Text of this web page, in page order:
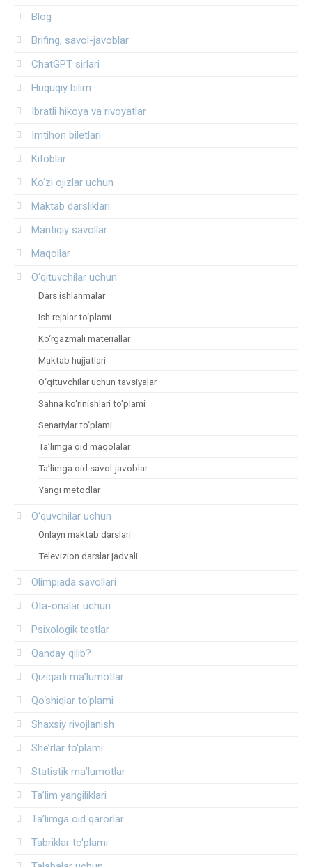
Blog
Brifing, savol-javoblar
ChatGPT sirlari
Huquqiy bilim
Ibratli hikoya va rivoyatlar
Imtihon biletlari
Kitoblar
Ko‘zi ojizlar uchun
Maktab darsliklari
Mantiqiy savollar
Maqollar
O‘qituvchilar uchun
Dars ishlanmalar
Ish rejalar to‘plami
Ko‘rgazmali materiallar
Maktab hujjatlari
O‘qituvchilar uchun tavsiyalar
Sahna ko‘rinishlari to‘plami
Senariylar to‘plami
Ta’limga oid maqolalar
Ta’limga oid savol-javoblar
Yangi metodlar
O‘quvchilar uchun
Onlayn maktab darslari
Televizion darslar jadvali
Olimpiada savollari
Ota-onalar uchun
Psixologik testlar
Qanday qilib?
Qiziqarli ma’lumotlar
Qo‘shiqlar to‘plami
Shaxsiy rivojlanish
She’rlar to‘plami
Statistik ma’lumotlar
Ta’lim yangiliklari
Ta’limga oid qarorlar
Tabriklar to'plami